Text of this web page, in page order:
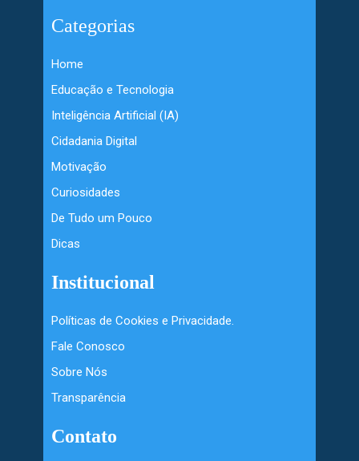
Categorias
Home
Educação e Tecnologia
Inteligência Artificial (IA)
Cidadania Digital
Motivação
Curiosidades
De Tudo um Pouco
Dicas
Institucional
Políticas de Cookies e Privacidade.
Fale Conosco
Sobre Nós
Transparência
Contato